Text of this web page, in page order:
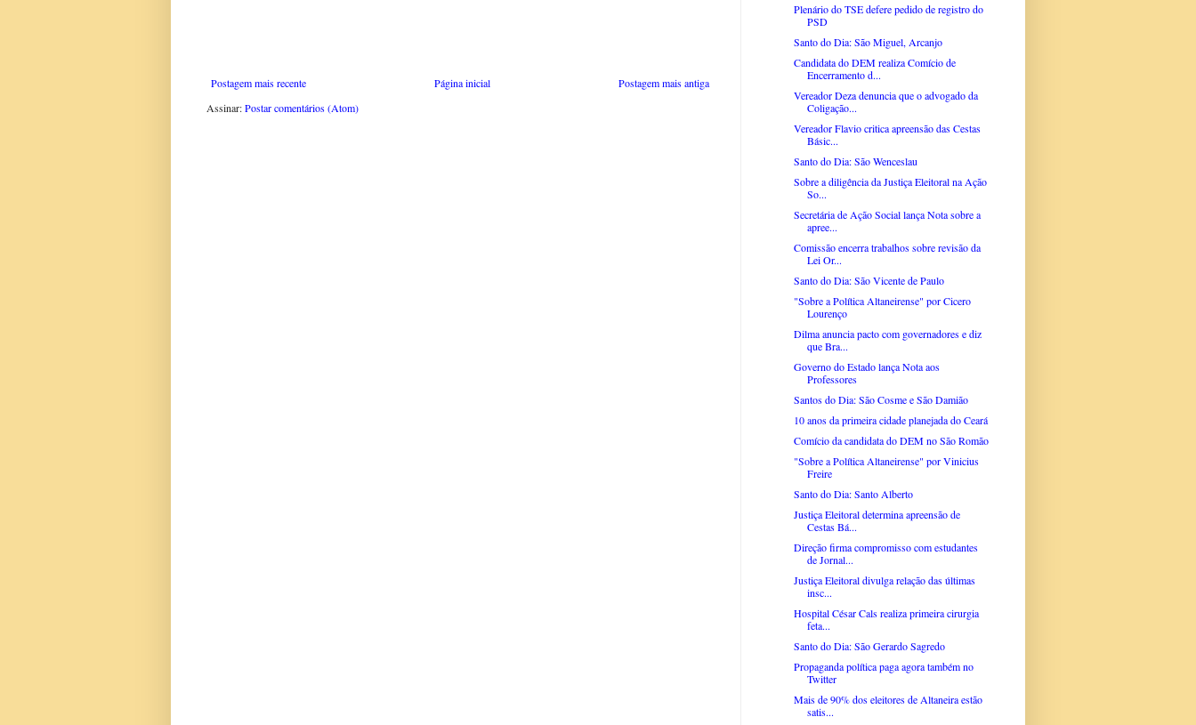
Postagem mais recente Postagem mais antiga
Página inicial
Assinar:Postar comentários (Atom)
Plenário do TSE defere pedido de registro do
PSD
Santo do Dia: São Miguel, Arcanjo
Candidata do DEM realiza Comício de
Encerramento d...
Vereador Deza denuncia que o advogado da
Coligação...
Vereador Flavio critica apreensão das Cestas
Básic...
Santo do Dia: São Wenceslau
Sobre a diligência da Justiça Eleitoral na Ação
So...
Secretária de Ação Social lança Nota sobre a
apree...
Comissão encerra trabalhos sobre revisão da
Lei Or...
Santo do Dia: São Vicente de Paulo
"Sobre a Política Altaneirense" por Cicero
Lourenço
Dilma anuncia pacto com governadores e diz
que Bra...
Governo do Estado lança Nota aos
Professores
Santos do Dia: São Cosme e São Damião
10 anos da primeira cidade planejada do Ceará
Comício da candidata do DEM no São Romão
"Sobre a Política Altaneirense" por Vinicius
Freire
Santo do Dia: Santo Alberto
Justiça Eleitoral determina apreensão de
Cestas Bá...
Direção firma compromisso com estudantes
de Jornal...
Justiça Eleitoral divulga relação das últimas
insc...
Hospital César Cals realiza primeira cirurgia
feta...
Santo do Dia: São Gerardo Sagredo
Propaganda política paga agora também no
Twitter
Mais de 90% dos eleitores de Altaneira estão
satis...